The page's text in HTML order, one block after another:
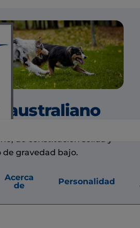
australiano
son perros de
de constitución sólida y
de gravedad bajo.
Acerca
de
Personalidad